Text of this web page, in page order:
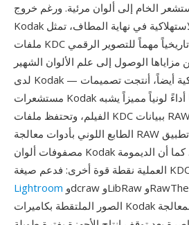
الخام إلى ألوان مرئية. ورغم خروج
Kodak من سوق الكاميرات الاستهلاكية في نهاية المطاف، تمثل
ملفات KDC من هذه الكاميرات سجلاً تاريخياً مهماً للتصوير الرقمي
مزاياها الوصول إلى علم الألوان الشهير
لدى Kodak — ففي كاميراتها الاستهلاكية أيضاً، أنتجت تصميمات
مستشعرات Kodak ومعالجة الألوان فيها أداءً لونياً مميزاً يشبه
الفيلم، وتحتفظ ملفات KDC ببيانات RAW اللازمة لاستكشاف هذا
الطابع اللوني بأدوات معالجة RAW حديثة تستطيع تطبيق
مصفوفات ألوان Kodak الأصلية أو تفسيرات بديلة. كما أن الديمومة
Lightroom
الصور الملتقطة بكاميرات Kodak الاستهلاكية قابلة للمعالجة